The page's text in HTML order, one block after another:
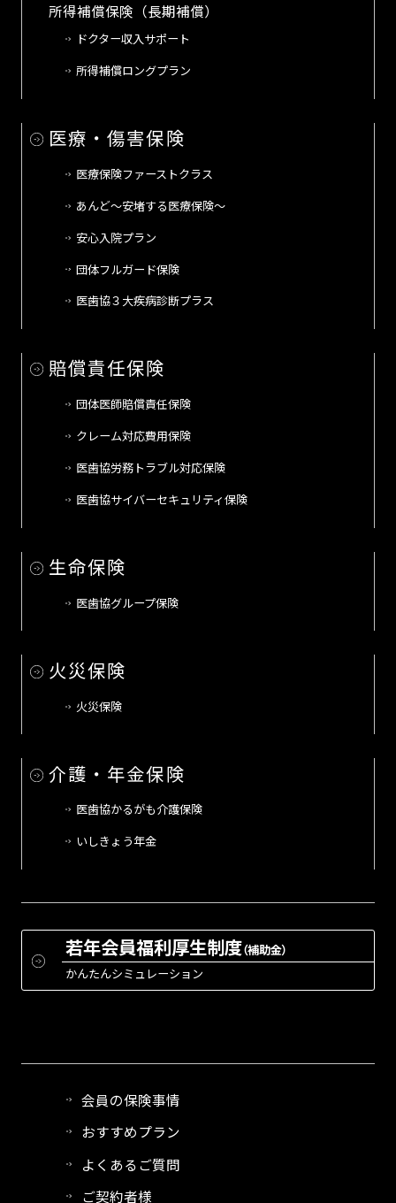
所得補償保険（長期補償）
ドクター収入サポート
所得補償ロングプラン
医療・傷害保険
医療保険ファーストクラス
あんど～安堵する医療保険～
安心入院プラン
団体フルガード保険
医歯協３大疾病診断プラス
生命保険
医歯協グループ保険
賠償責任保険
団体医師賠償責任保険
クレーム対応費用保険
医歯協労務トラブル対応保険
医歯協サイバーセキュリティ保険
火災保険
火災保険
介護・年金保険
医歯協かるがも介護保険
いしきょう年金
若年会員福利厚生制度（補助金）
かんたんシミュレーション
会員の保険事情
おすすめプラン
よくあるご質問
ご契約者様